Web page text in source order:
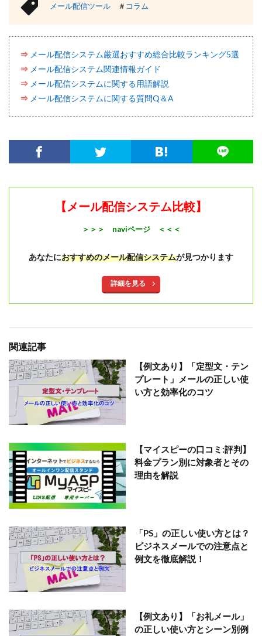
メール配信ツール ＃ コラム
⇒ メール配信システム厳選おすすめ総合比較ランキング5選
⇒ メール配信システム関連情報ガイド
⇒ メール配信システムに関する用語解説
⇒ メール配信システムに関する質問Q＆A
【メール配信システム比較】
＞＞＞ naviページ ＜＜＜
あなたにおすすめのメール配信システムが見つかります
詳細を見る
関連記事
【例文あり】「定型文・テン
プレート」メールの正しい使
い方と効率化のコツ
【マイスピーの口コミ:評判】
料金プラン別に対象者とその
理由を解説
「PS」の正しい使い方とは？
ビジネスメールでの注意点と
例文を徹底解説！
【例文あり】「お礼メール」
の正しい使い方とシーン別例